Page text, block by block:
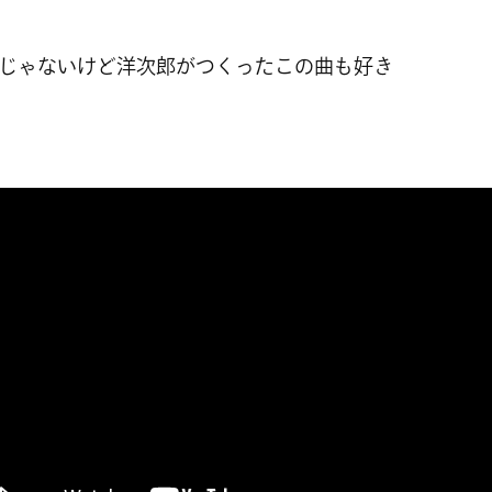
ゃないけど洋次郎がつくったこの曲も好き